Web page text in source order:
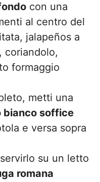
con una
al centro del
jalapeños a
coriandolo,
formaggio
metti una
bianco soffice
e versa sopra
su un letto
romana